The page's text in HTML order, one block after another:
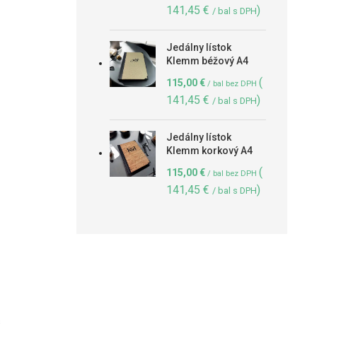
141,45 € / bal s DPH)
Jedálny lístok
Klemm béžový A4
115,00€ / bal bez DPH (
141,45 € / bal s DPH)
Jedálny lístok
Klemm korkový A4
115,00€ / bal bez DPH (
141,45 € / bal s DPH)